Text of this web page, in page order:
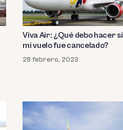
Viva Air: ¿Qué debo hacer si
mi vuelo fue cancelado?
28 febrero, 2023